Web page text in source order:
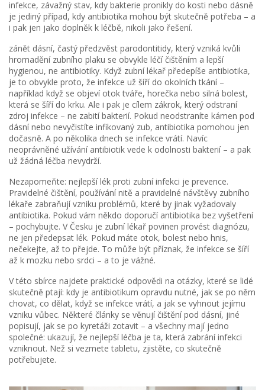
infekce, závažný stav, kdy bakterie pronikly do kosti nebo dásně
je jediný případ, kdy antibiotika mohou být skutečně potřeba – a
i pak jen jako doplněk k léčbě, nikoli jako řešení.
zánět dásní, častý předzvěst parodontitidy, který vzniká kvůli
hromadění zubního plaku se obvykle léčí čištěním a lepší
hygienou, ne antibiotiky. Když zubní lékař předepíše antibiotika,
je to obvykle proto, že infekce už šíří do okolních tkání –
například když se objeví otok tváře, horečka nebo silná bolest,
která se šíří do krku. Ale i pak je cílem zákrok, který odstraní
zdroj infekce – ne zabití bakterií. Pokud neodstraníte kámen pod
dásní nebo nevyčistíte infikovaný zub, antibiotika pomohou jen
dočasně. A po několika dnech se infekce vrátí. Navíc
neoprávněné užívání antibiotik vede k odolnosti bakterií – a pak
už žádná léčba nevydrží.
Nezapomeňte: nejlepší lék proti zubní infekci je prevence.
Pravidelné čištění, používání nitě a pravidelné návštěvy zubního
lékaře zabraňují vzniku problémů, které by jinak vyžadovaly
antibiotika. Pokud vám někdo doporučí antibiotika bez vyšetření
– pochybujte. V Česku je zubní lékař povinen provést diagnózu,
ne jen předepsat lék. Pokud máte otok, bolest nebo hnis,
nečekejte, až to přejde. To může být příznak, že infekce se šíří
až k mozku nebo srdci – a to je vážné.
V této sbírce najdete praktické odpovědi na otázky, které se lidé
skutečně ptají: kdy je antibiotikum opravdu nutné, jak se po něm
chovat, co dělat, když se infekce vrátí, a jak se vyhnout jejímu
vzniku vůbec. Některé články se věnují čištění pod dásní, jiné
popisují, jak se po kyretáži zotavit – a všechny mají jedno
společné: ukazují, že nejlepší léčba je ta, která zabrání infekci
vzniknout. Než si vezmete tabletu, zjistěte, co skutečně
potřebujete.